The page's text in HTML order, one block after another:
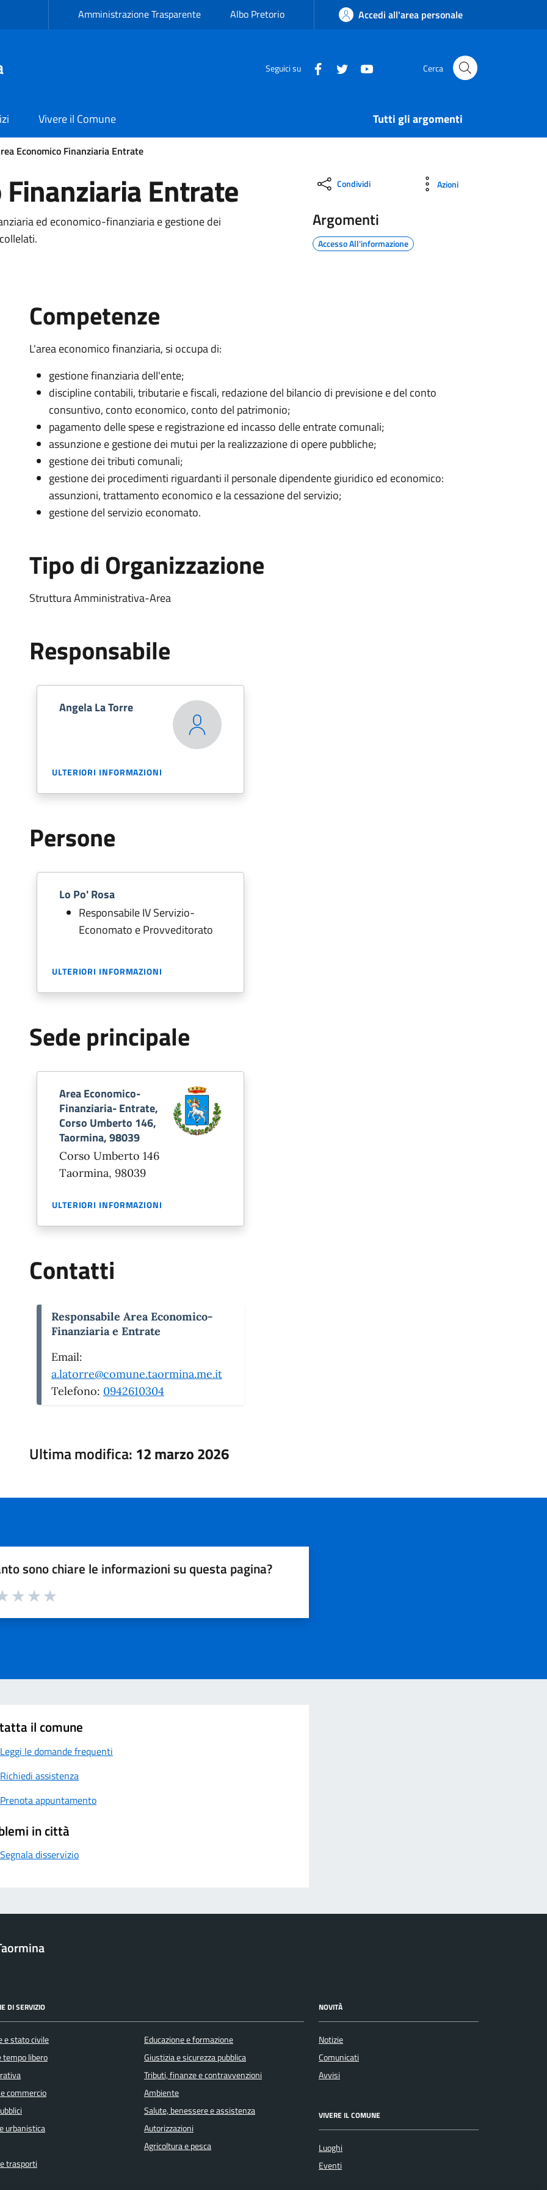
Amministrazione Trasparente Albo Pretorio Accedi all'area personale
Seguici su Cerca
Vivere il Comune Tutti gli argomenti
Economico Finanziaria Entrate
Entrate
ed economico-finanziaria e gestione dei
Condividi Azioni
Argomenti
Accesso All'informazione
Competenze
L'area economico finanziaria, si occupa di:
gestione finanziaria dell'ente;
discipline contabili, tributarie e fiscali, redazione del bilancio di previsione e del conto
consuntivo, conto economico, conto del patrimonio;
pagamento delle spese e registrazione ed incasso delle entrate comunali;
assunzione e gestione dei mutui per la realizzazione di opere pubbliche;
gestione dei tributi comunali;
gestione dei procedimenti riguardanti il personale dipendente giuridico ed economico:
assunzioni, trattamento economico e la cessazione del servizio;
gestione del servizio economato.
Tipo di Organizzazione
Struttura Amministrativa-Area
Responsabile
Angela La Torre
ULTERIORI INFORMAZIONI
Persone
Lo Po' Rosa
Responsabile IV Servizio-
Economato e Provveditorato
ULTERIORI INFORMAZIONI
Sede principale
Area Economico-
Finanziaria- Entrate,
Corso Umberto 146,
Taormina, 98039
Corso Umberto 146
Taormina, 98039
ULTERIORI INFORMAZIONI
Contatti
Responsabile Area Economico-
Finanziaria e Entrate
Email:
a.latorre@comune.taormina.me.it
Telefono: 0942610304
Ultima modifica: 12 marzo 2026
sono chiare le informazioni su questa pagina?
il comune
Leggi le domande frequenti
Richiedi assistenza
Prenota appuntamento
in città
Segnala disservizio
DI SERVIZIO
e stato civile
tempo libero
commercio
urbanistica
trasporti
Educazione e formazione
Giustizia e sicurezza pubblica
Tributi, finanze e contravvenzioni
Ambiente
Salute, benessere e assistenza
Autorizzazioni
Agricoltura e pesca
NOVITÀ
Notizie
Comunicati
Avvisi
VIVERE IL COMUNE
Luoghi
Eventi